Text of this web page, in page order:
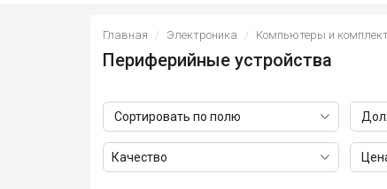
Главная Электроника Компьютеры и
Периферийные устройства
Сортировать по полю